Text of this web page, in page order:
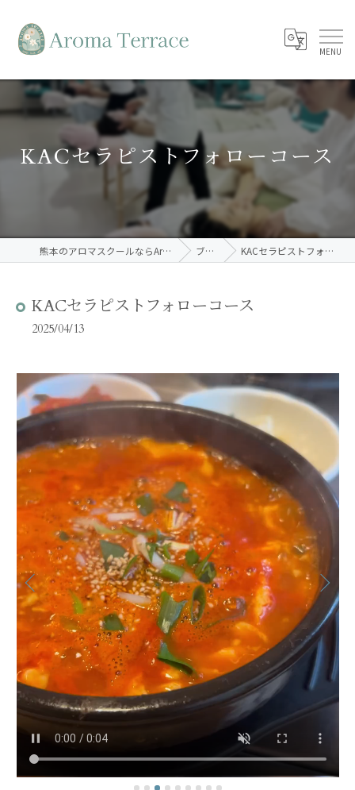
KACセラピストフォローコース
熊本のアロマスクールならAroma Terrace ブログ KACセラピストフォローコース
KACセラピストフォローコース
2025/04/13